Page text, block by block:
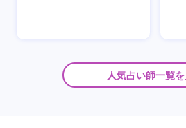
人気占い師一覧